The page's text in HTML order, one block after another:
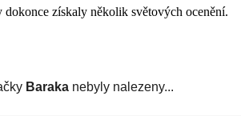
dokonce získaly několik světových ocenění.
Baraka nebyly nalezeny...